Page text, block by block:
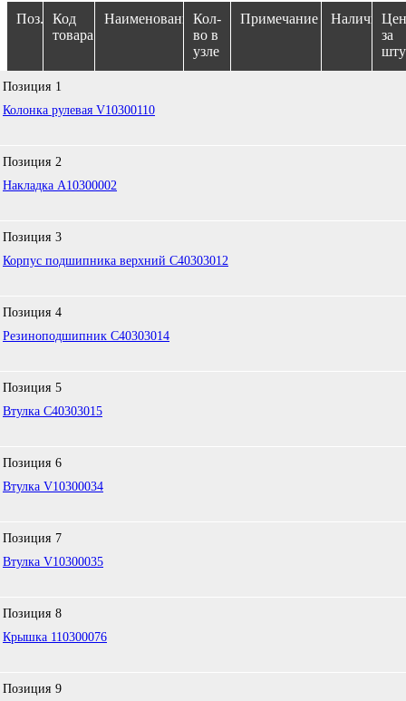
Поз.
Код
товара
НаименованиеКол-
во в
узле
Примечание Наличие
за
Позиция 1
Колонка рулевая V10300110
Позиция 2
Накладка A10300002
Позиция 3
Корпус подшипника верхний C40303012
Позиция 4
Резиноподшипник C40303014
Позиция 5
Втулка C40303015
Позиция 6
Втулка V10300034
Позиция 7
Втулка V10300035
Позиция 8
Крышка 110300076
Позиция 9